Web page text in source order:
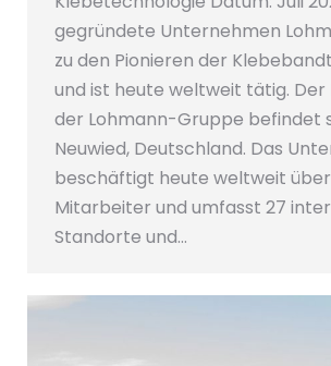
gegründete Unternehmen
zu den Pionieren der
und ist heute weltweit tätig. Der
der Lohmann-Gruppe befindet
Neuwied, Deutschland. Das
beschäftigt heute weltweit über
Mitarbeiter und umfasst 27
Standorte und…